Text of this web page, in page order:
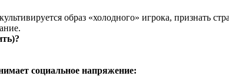
образ «холодного» игрока, признать
социальное напряжение: